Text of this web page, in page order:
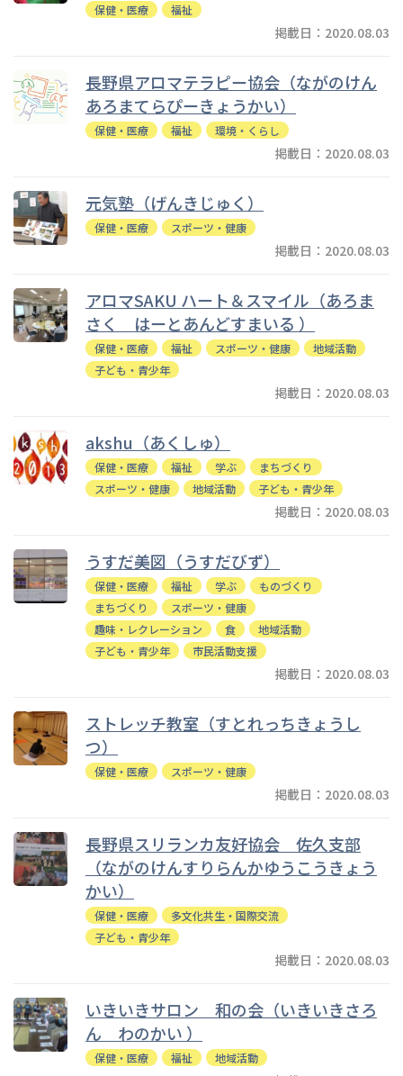
保健・医療 福祉
掲載日：2020.08.03
長野県アロマテラピー協会（ながのけん
あろまてらぴーきょうかい）
保健・医療 福祉 環境・くらし
掲載日：2020.08.03
元気塾（げんきじゅく）
保健・医療 スポーツ・健康
掲載日：2020.08.03
アロマSAKU ハート＆スマイル（あろま
さく はーとあんどすまいる ）
保健・医療 福祉 スポーツ・健康
地域活動
子ども・青少年
掲載日：2020.08.03
akshu（あくしゅ）
保健・医療 福祉 学ぶ
まちづくり
スポーツ・健康
地域活動 子ども・青少年
掲載日：2020.08.03
うすだ美図（うすだびず）
保健・医療 福祉 学ぶ
ものづくり
まちづくり
スポーツ・健康
趣味・レクレーション
食
地域活動
子ども・青少年
市民活動支援
掲載日：2020.08.03
ストレッチ教室（すとれっちきょうし
つ）
保健・医療 スポーツ・健康
掲載日：2020.08.03
長野県スリランカ友好協会 佐久支部
（ながのけんすりらんかゆうこうきょう
かい）
保健・医療
多文化共生・国際交流
子ども・青少年
掲載日：2020.08.03
いきいきサロン 和の会（いきいきさろ
ん わのかい ）
保健・医療 福祉 地域活動